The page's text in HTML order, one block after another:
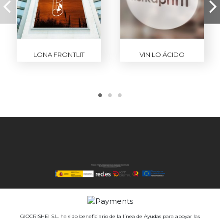
LONA FRONTLIT VINILO ÁCIDO
GIOCRISHEI S.L. ha sido beneficiario de la línea de Ayudas para apoyar las